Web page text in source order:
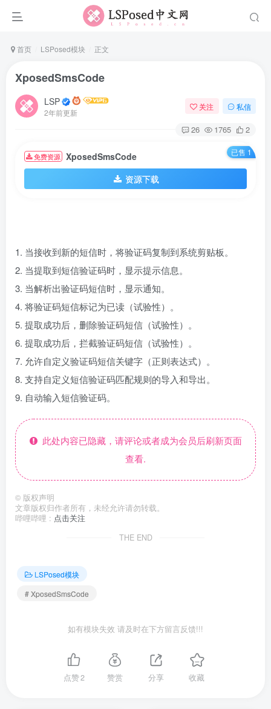
首页 LSPosed模块 正文
XposedSmsCode
LSP
2年前更新
关注 私信
26 1765 2
已售 1
免费资源 XposedSmsCode
资源下载
1. 当接收到新的短信时，将验证码复制到系统剪贴板。
2. 当提取到短信验证码时，显示提示信息。
3. 当解析出验证码短信时，显示通知。
4. 将验证码短信标记为已读（试验性）。
5. 提取成功后，删除验证码短信（试验性）。
6. 提取成功后，拦截验证码短信（试验性）。
7. 允许自定义验证码短信关键字（正则表达式）。
8. 支持自定义短信验证码匹配规则的导入和导出。
9. 自动输入短信验证码。
此处内容已隐藏，请评论或者成为会员后刷新页面
查看.
© 版权声明
文章版权归作者所有，未经允许请勿转载。
哔哩哔哩 : 点击关注
THE END
LSPosed模块
# XposedSmsCode
如有模块失效 请及时在下方留言反馈!!!
点赞2 赞赏 分享 收藏